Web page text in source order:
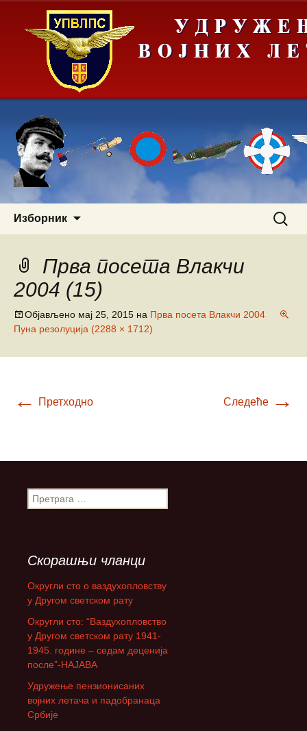
Изборник
Прва посета Влакчи
2004 (15)
Објављено мај 25, 2015 на Прва посета Влакчи 2004
Пуна резолуција (2288 × 1712)
← Претходно Следеће →
П
р
а
г
а
:
Скорашњи чланци
Округли сто о ваздухопловству
у Другом светском рату
Округли сто: “Ваздухопловство
у Другом светском рату 1941-
1945. године – седам деценија
после”-НАЈАВА
Удружење пензионисаних
војних летача и падобранаца
Србије